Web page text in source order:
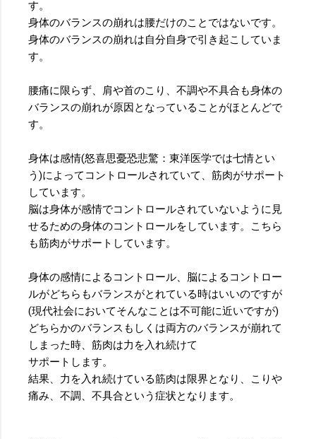
す。
身体のバランスの崩れは腰だけのことではないです。
身体のバランスの崩れは自分自身で引き起こしていま
す。
腰痛に限らず、肩や首のこり、不調や不具合も身体の
バランスの崩れが原因となっていることがほとんどで
す。
身体は感情(怒喜思憂恐悲驚：東洋医学では七情とい
う)によってコントロールされていて、筋肉がサポート
しています。
脳は身体が感情でコントロールされていないように見
せるための身体のコントロールをしています。こちら
も筋肉がサポートしています。
身体の感情によるコントロール、脳によるコントロー
ルがどちらもバランスがとれている時はいいのですが
(現代社会においてそんなことは不可能に近いですが)
どちらかのバランスもしくは両方のバランスが崩れて
しまった時、筋肉は力を入れ続けて
サポートします。
結果、力を入れ続けている筋肉は限界となり、こりや
痛み、不調、不具合という症状となります。